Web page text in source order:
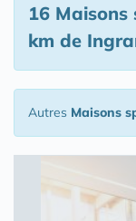
16
km de
Autres Maisons